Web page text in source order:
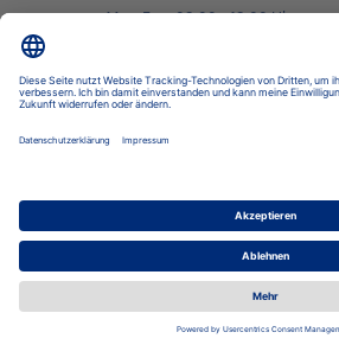
Mo - Fr
08:00 - 18:00 Uhr
Barrierefreiheit
Stadtwerke Jena Gruppe Stadtwerke
Wohnen